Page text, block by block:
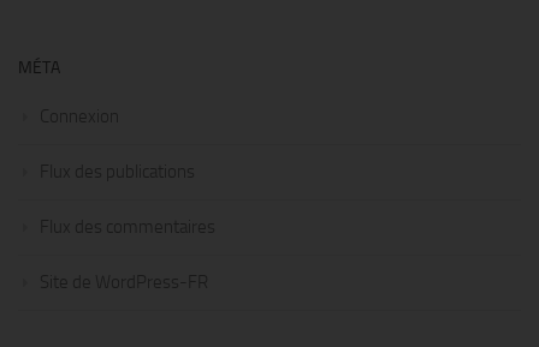
MÉTA
Connexion
Flux des publications
Flux des commentaires
Site de WordPress-FR